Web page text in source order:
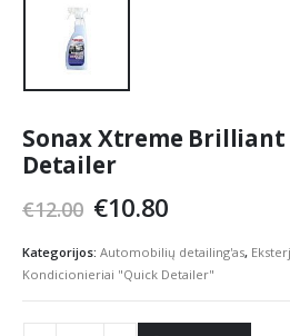
Sonax Xtreme Brilliant
Detailer
€12.00 Original
was:
€12.00.
€10.80Current
is:
€10.80.
Kategorijos: Automobilių detailing'as,
Kondicionieriai "Quick Detailer"